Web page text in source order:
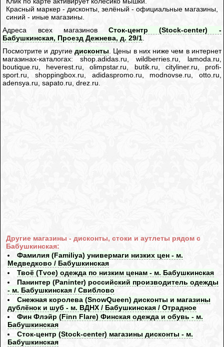
Красный маркер - дисконты, зелёный - официальные магазины,
синий - иные магазины.
Адреса всех магазиновСток-центр (Stock-center) -
Бабушкинская, Проезд Дежнева, д. 29/1.
Посмотрите и другие дисконты. Цены в них ниже чем в интернет
магазинах-каталогах: shop.adidas.ru, wildberries.ru, lamoda.ru,
boutique.ru, heverest.ru, olimpstar.ru, butik.ru, cityliner.ru, profi-
sport.ru, shoppingbox.ru, adidaspromo.ru, modnovse.ru, otto.ru,
adensya.ru, sapato.ru, drez.ru.
Другие магазины - дисконты, стоки и аутлеты рядом с
Бабушкинская:
Фамилия (Familiya) универмаги низких цен - м.
Медведково / Бабушкинская
Твоё (Tvoe) одежда по низким ценам - м. Бабушкинская
Панинтер (Paninter) российский производитель одежды
- м. Бабушкинская / Свиблово
Снежная королева (SnowQueen) дисконты и магазины
дублёнок и шуб - м. ВДНХ / Бабушкинская / Отрадное
Фин Флэйр (Finn Flare) Финская одежда и обувь - м.
Бабушкинская
Сток-центр (Stock-center) магазины дисконты - м.
Бабушкинская